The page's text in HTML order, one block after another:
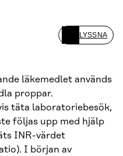
LYSSNA
läkemedlet används
proppar.
täta laboratoriebesök,
följas upp med hjälp
INR-värdet
I början av